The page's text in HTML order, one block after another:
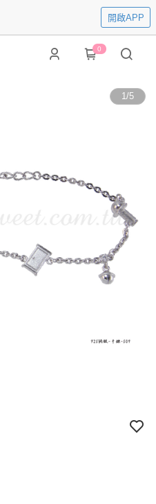
開啟APP
0
1/5